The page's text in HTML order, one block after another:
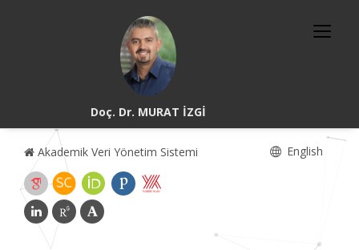
Doç. Dr. MURAT İZGİ
Akademik Veri Yönetim Sistemi English